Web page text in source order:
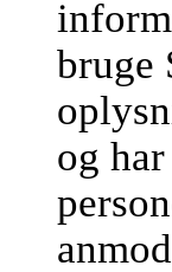
bruge
og